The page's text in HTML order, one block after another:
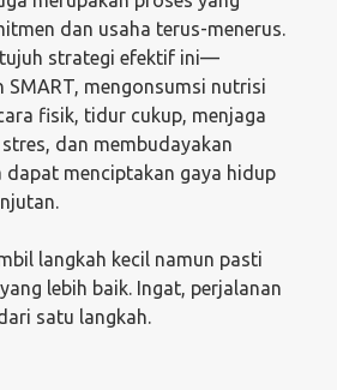
dan usaha terus-menerus.
tujuh strategi efektif ini—
SMART, mengonsumsi nutrisi
fisik, tidur cukup, menjaga
dan membudayakan
menciptakan gaya hidup
langkah kecil namun pasti
lebih baik. Ingat, perjalanan
satu langkah.